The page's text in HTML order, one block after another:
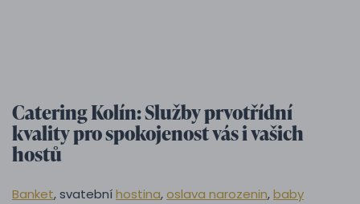
Catering Kolín: Služby prvotřídní
kvality pro spokojenost vás i vašich
hostů
Banket, svatebníhostina,oslava narozenin,baby